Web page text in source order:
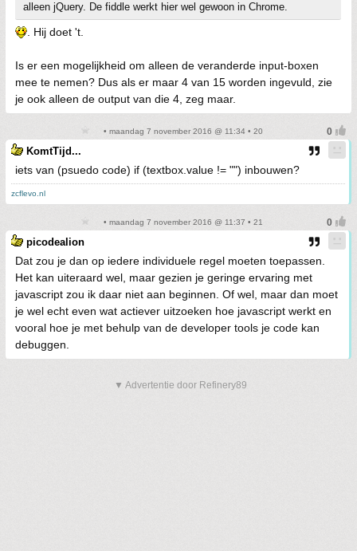
alleen jQuery. De fiddle werkt hier wel gewoon in Chrome.
. Hij doet 't.
Is er een mogelijkheid om alleen de veranderde input-boxen
mee te nemen? Dus als er maar 4 van 15 worden ingevuld, zie
je ook alleen de output van die 4, zeg maar.
• maandag 7 november 2016 @ 11:34 • 20
KomtTijd...
iets van (psuedo code) if (textbox.value != "") inbouwen?
zcflevo.nl
• maandag 7 november 2016 @ 11:37 • 21
picodealion
Dat zou je dan op iedere individuele regel moeten toepassen.
Het kan uiteraard wel, maar gezien je geringe ervaring met
javascript zou ik daar niet aan beginnen. Of wel, maar dan moet
je wel echt even wat actiever uitzoeken hoe javascript werkt en
vooral hoe je met behulp van de developer tools je code kan
debuggen.
▼ Advertentie door Refinery89